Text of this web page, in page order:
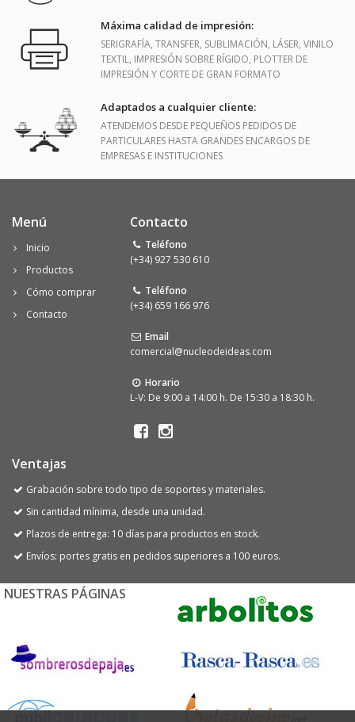
Máxima calidad de impresión:
SERIGRAFÍA, TRANSFER, SUBLIMACIÓN, LÁSER, VINILO
TEXTIL, IMPRESIÓN SOBRE RÍGIDO, PLOTTER DE
IMPRESIÓN Y CORTE DE GRAN FORMATO
Adaptados a cualquier cliente:
ATENDEMOS DESDE PEQUEÑOS PEDIDOS DE
PARTICULARES HASTA GRANDES ENCARGOS DE
EMPRESAS E INSTITUCIONES
Menú
Inicio
Productos
Cómo comprar
Contacto
Contacto
Teléfono
(+34) 927 530 610
Teléfono
(+34) 659 166 976
Email
comercial@nucleodeideas.com
Horario
L-V: De 9:00 a 14:00 h. De 15:30 a 18:30 h.
Ventajas
Grabación sobre todo tipo de soportes y materiales.
Sin cantidad mínima, desde una unidad.
Plazos de entrega: 10 días para productos en stock.
Envíos: portes gratis en pedidos superiores a 100 euros.
NUESTRAS PÁGINAS